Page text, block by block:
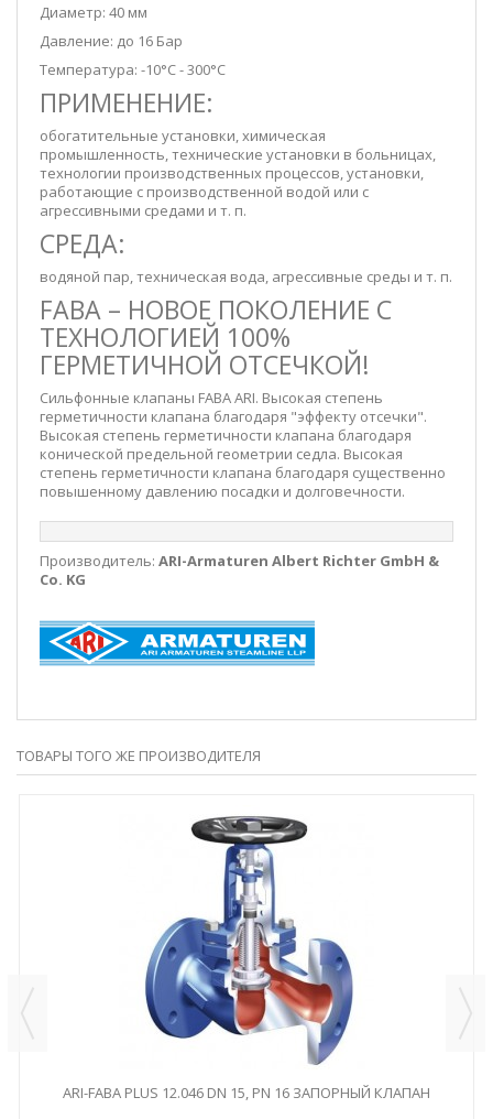
Диаметр: 40 мм
Давление: до 16 Бар
Температура: -10°C - 300°C
ПРИМЕНЕНИЕ:
обогатительные установки, химическая
промышленность, технические установки в больницах,
технологии производственных процессов, установки,
работающие с производственной водой или с
агрессивными средами и т. п.
СРЕДА:
водяной пар, техническая вода, агрессивные среды и т. п.
FABA – НОВОЕ ПОКОЛЕНИЕ С
ТЕХНОЛОГИЕЙ 100%
ГЕРМЕТИЧНОЙ ОТСЕЧКОЙ!
Сильфонные клапаны FABA ARI. Высокая степень
герметичности клапана благодаря "эффекту отсечки".
Высокая степень герметичности клапана благодаря
конической предельной геометрии седла. Высокая
степень герметичности клапана благодаря существенно
повышенному давлению посадки и долговечности.
Производитель: ARI-Armaturen Albert Richter GmbH &
Co. KG
ТОВАРЫ ТОГО ЖЕ ПРОИЗВОДИТЕЛЯ
ARI-FABA PLUS 12.046 DN 15, PN 16 ЗАПОРНЫЙ КЛАПАН